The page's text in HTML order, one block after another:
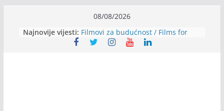
content
08/08/2026
Najnovije vijesti: Filmovi za budućnost / Films for
Future